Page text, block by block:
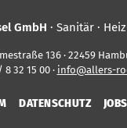
GmbH · Sanitär ·
136 · 22459
32 15 00 · info@allers-
DATENSCHUTZ JOBS